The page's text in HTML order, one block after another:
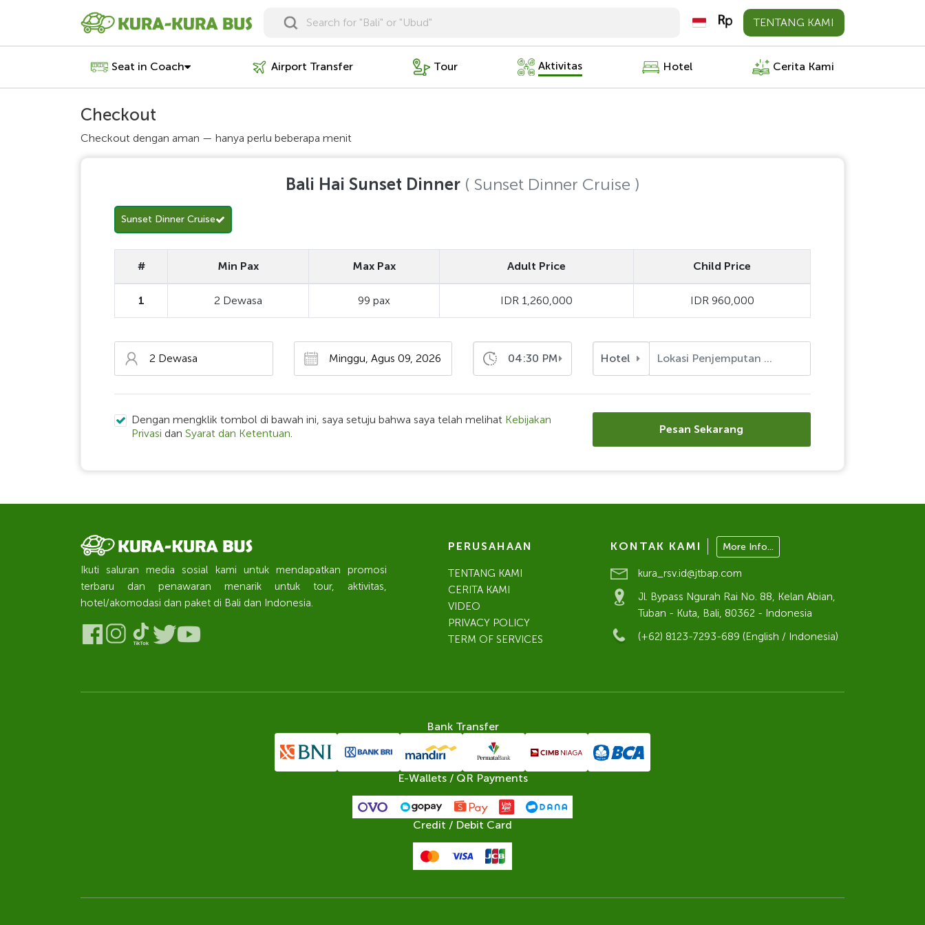
TENTANG KAMI
Seat in Coach Airport Transfer Tour Aktivitas Hotel Cerita Kami
Checkout
Checkout dengan aman — hanya perlu beberapa menit
Bali Hai Sunset Dinner ( Sunset Dinner Cruise )
Sunset Dinner Cruise
# Min Pax Max Pax Adult Price Child Price
1 2 Dewasa 99 pax IDR 1,260,000 IDR 960,000
04:30 PM Hotel
Dengan mengklik tombol di bawah ini, saya setuju bahwa saya telah melihat Kebijakan
Privasi dan Syarat dan Ketentuan Pesan Sekarang
Ikuti saluran media sosial kami untuk mendapatkan promosi
terbaru dan penawaran menarik untuk tour, aktivitas,
hotel/akomodasi dan paket di Bali dan Indonesia.
PERUSAHAAN
TENTANG KAMI
CERITA KAMI
VIDEO
PRIVACY POLICY
TERM OF SERVICES
KONTAK KAMI More Info...
kura_rsv.id@jtbap.com
Jl. Bypass Ngurah Rai No. 88, Kelan Abian,
Tuban - Kuta, Bali, 80362 - Indonesia
(+62) 8123-7293-689 (English / Indonesia)
Bank Transfer
E-Wallets / QR Payments
Credit / Debit Card